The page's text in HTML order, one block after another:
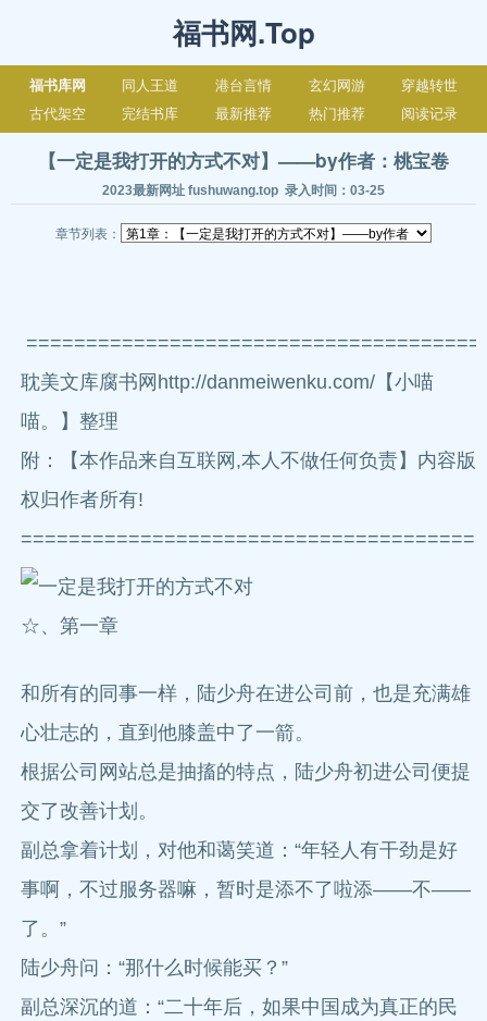
福书网.Top
福书库网 同人王道 港台言情 玄幻网游
穿越转世
古代架空
完结书库 最新推荐 热门推荐 阅读记录
【一定是我打开的方式不对】——by作者：桃宝卷
2023最新网址 fushuwang.top 录入时间：03-25
章节列表：
耽美文库腐书网http://danmeiwenku.com/【小喵
喵。】整理
附：【本作品来自互联网,本人不做任何负责】内容版
权归作者所有!
☆、第一章
和所有的同事一样，陆少舟在进公司前，也是充满雄
心壮志的，直到他膝盖中了一箭。
根据公司网站总是抽搐的特点，陆少舟初进公司便提
交了改善计划。
副总拿着计划，对他和蔼笑道：“年轻人有干劲是好
事啊，不过服务器嘛，暂时是添不了啦添——不——
了。”
陆少舟问：“那什么时候能买？”
副总深沉的道：“二十年后，如果中国成为真正的民